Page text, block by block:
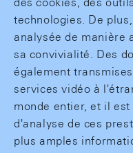
technologies. De
analysée de manière
sa convivialité. Des
également
services vidéo à
monde entier, et il
d'analyse de ces
plus amples